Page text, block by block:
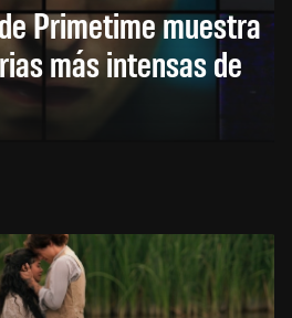
Primetime muestra
más intensas de